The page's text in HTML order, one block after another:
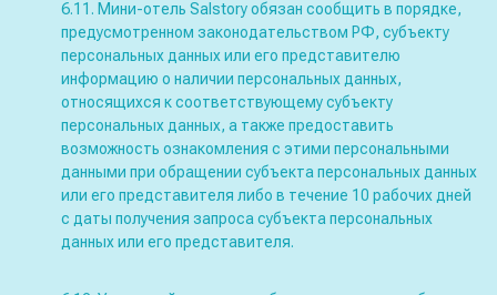
6.11. Мини-отель Salstory обязан сообщить в порядке,
предусмотренном законодательством РФ, субъекту
персональных данных или его представителю
информацию о наличии персональных данных,
относящихся к соответствующему субъекту
персональных данных, а также предоставить
возможность ознакомления с этими персональными
данными при обращении субъекта персональных данных
или его представителя либо в течение 10 рабочих дней
с даты получения запроса субъекта персональных
данных или его представителя.